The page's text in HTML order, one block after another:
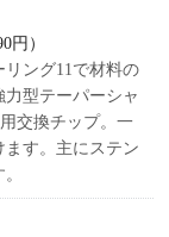
円）
ング11で材料の
型テーパーシャ
交換チップ。一
す。主にステン